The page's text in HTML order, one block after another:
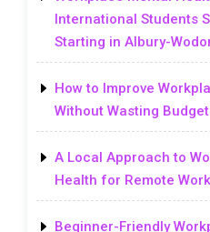
International Students
Starting in Albury-
How to Improve
Without Wasting
A Local Approach to
Health for Remote
Beginner-Friendly